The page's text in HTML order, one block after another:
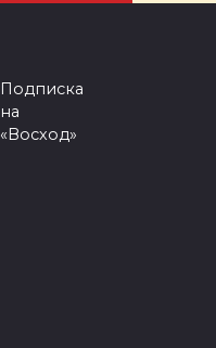
Подписка
на
«Восход»